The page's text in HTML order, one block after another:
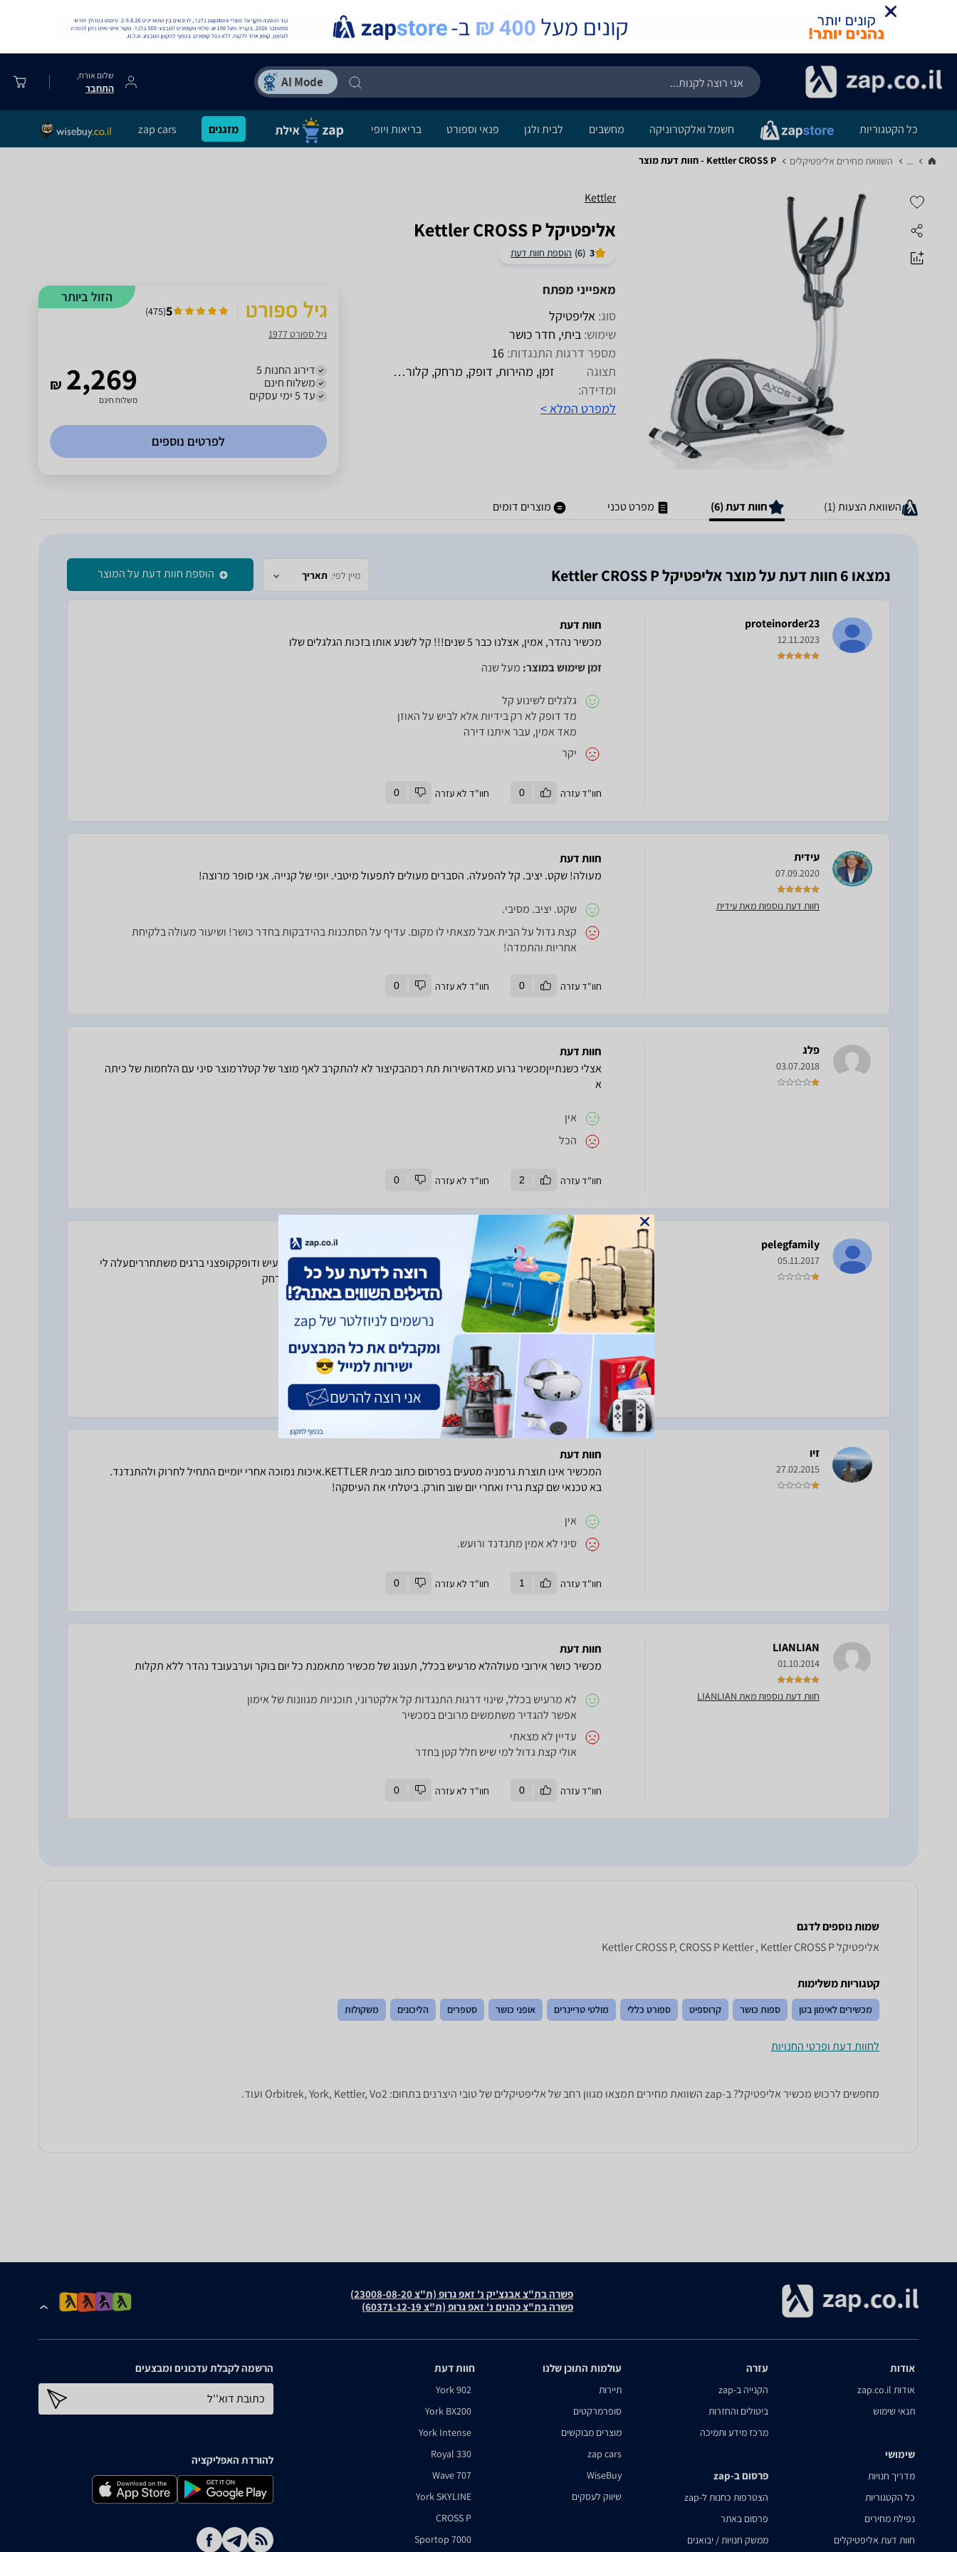
שלום אורח,
התחבר
כל הקטגוריות חשמל ואלקטרוניקה מחשבים לבית ולגן פנאי וספורט בריאות ויופי מזגנים zap cars
... השוואת מחירים אליפטיקלים‏ Kettler CROSS P - חוות דעת מוצר
Kettler
אליפטיקל Kettler CROSS P
3
(6) הוספת חוות דעת
מאפייני מפתח
סוג: אליפטיקל
שימוש: ביתי, חדר כושר
מספר דרגות התנגדות: 16
תצוגה
ומדידה:
זמן, מהירות, דופק, מרחק, קלוריות, סל"ד
למפרט המלא >
הזול ביותר
5
(
475
)
גיל ספורט 1977
דירוג החנות 5
משלוח חינם
עד 5 ימי עסקים
₪ 2,269
משלוח חינם
לפרטים נוספים
השוואת הצעות (1) חוות דעת (6) מפרט טכני מוצרים דומים
נמצאו 6 חוות דעת על מוצר אליפטיקל Kettler CROSS P מיין לפי: תאריך הוספת חוות דעת על המוצר
proteinorder23
12.11.2023
חוות דעת
מכשיר נהדר, אמין, אצלנו כבר 5 שנים!!! קל לשנע אותו בזכות הגלגלים שלו
זמן שימוש במוצר: מעל שנה
גלגלים לשינוע קל
מד דופק לא רק בידיות אלא לביש על האוזן
מאד אמין, עבר איתנו דירה
יקר
חוו"ד עזרה 0 חוו"ד לא עזרה 0
עידית
07.09.2020
חוות דעת נוספות מאת עידית
חוות דעת
מעולה! שקט. יציב. קל להפעלה. הסברים מעולים לתפעול מיטבי. יופי של קנייה. אני סופר מרוצה!
שקט. יציב. מסיבי.
קצת גדול על הבית אבל מצאתי לו מקום. עדיף על הסתכנות בהידבקות בחדר כושר! ושיעור מעולה בלקיחת
אחריות והתמדה!
חוו"ד עזרה 0 חוו"ד לא עזרה 0
פלג
03.07.2018
חוות דעת
אצלי כשנתייןמכשיר גרוע מאדהשירות תת רמהבקיצור לא להתקרב לאף מוצר של קטלרמוצר סיני עם הלחמות של כיתה
א
אין
הכל
חוו"ד עזרה 2 חוו"ד לא עזרה 0
pelegfamily
05.11.2017
חוות דעת
מכשיר באיכות ירודה ביותראצלי כשנה וחציהיו 5 ביקורים של טכנאיםחורק, מרעיש ודופקקופצני ברגים משתחרריםעלה לי
הרבה לא שווה שקללביקור האחרון של 7 שילמתי 500 שח על כלוםבקיצורלהתרחק
אין
כל מה שציינתי למעלה
שירות של קטלר גרוע מאד לקח לי חודשים עד שיגיעו
חוו"ד עזרה 2 חוו"ד לא עזרה
זיו
27.02.2015
חוות דעת
המכשיר אינו תוצרת גרמניה מטעים בפרסום כתוב מבית KETTLER.איכות נמוכה אחרי יומיים התחיל לחרוק ולהתנדנד.
בא טכנאי שם קצת גריז ואחרי יום שוב חורק. ביטלתי את העיסקה!
אין
סיני לא אמין מתנדנד ורועש.
חוו"ד עזרה 1 חוו"ד לא עזרה 0
LIANLIAN
01.10.2014
חוות דעת נוספות מאת LIANLIAN
חוות דעת
מכשיר כושר אירובי מעולהלא מרעיש בכלל, תענוג של מכשיר מתאמנת כל יום בוקר וערבעובד נהדר ללא תקלות
לא מרעיש בכלל, שינוי דרגות התנגדות קל אלקטרוני, תוכניות מגוונות של אימון
אפשר להגדיר משתמשים מרובים במכשיר
עדיין לא מצאתי
אולי קצת גדול למי שיש חלל קטן בחדר
חוו"ד עזרה 0 חוו"ד לא עזרה 0
שמות נוספים לדגם
אליפטיקל Kettler CROSS P, CROSS P Kettler , Kettler CROSS P
קטגוריות משלימות
מכשירים לאימון בטן ספות כושר קרוספיט ספורט כללי מולטי טריינרים אופני כושר סטפרים הליכונים משקולות
לחוות דעת ופרטי החנויות
מחפשים לרכוש מכשיר אליפטיקל? ב-zap השוואת מחירים תמצאו מגוון רחב של אליפטיקלים של טובי היצרנים בתחום: Orbitrek, York, Kettler, Vo2 ועוד.
פשרה בת"צ אבנצ'יק נ' זאפ גרופ (ת"צ 23008-08-20)
פשרה בת"צ כהנים נ' זאפ גרופ (ת"צ 60371-12-19)
אודות
אודות zap.co.il
תנאי שימוש
שימושי
מדריך חנויות
כל הקטגוריות
נפילת מחירים
חוות דעת אליפטיקלים
עזרה
הקנייה ב-zap
ביטולים והחזרות
מרכז מידע ותמיכה
פרסום ב-zap
הצטרפות כחנות ל-zap
פרסום באתר
ממשק חנויות / יבואנים
עולמות התוכן שלנו
תיירות
סופרמרקטים
מוצרים מבוקשים
zap cars
WiseBuy
שיווק לעסקים
חוות דעת
York 902
York BX200
York Intense
Royal 330
Wave 707
York SKYLINE
CROSS P
Sportop 7000
הרשמה לקבלת עדכונים ומבצעים
כתובת דוא''ל
להורדת האפליקציה